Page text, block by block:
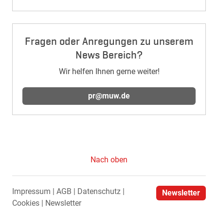
Fragen oder Anregungen zu unserem
News Bereich?
Wir helfen Ihnen gerne weiter!
pr@muw.de
Nach oben
Impressum AGB
Datenschutz
Cookies
Newsletter
Newsletter